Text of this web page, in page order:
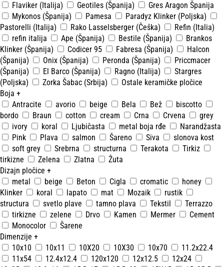
Flaviker (Italija)
Geotiles (Španija)
Gres Aragon Španija
Mykonos (Španija)
Pamesa
Paradyz Klinker (Poljska)
Pastorelli (Italija)
Rako Lasselsberger (Češka)
Refin (Italia)
refin italija
Ape (Španija) Bestile (Španija)
Brankos
Klinker (Španija)
Codicer 95 Fabresa (Španija)
Halcon
(Španija)
Onix (Španija) Peronda (Španija)
Priccmacer
(Španija)
El Barco (Španija) Ragno (Italija)
Stargres
(Poljska)
Zorka Šabac (Srbija)
Ostale keramičke pločice
Boja +
Antracite
avorio beige Bela Bež
biscotto
bordo
Braun cotton cream Crna Crvena
grey
ivory
koral Ljubičasta metal boja rđe
Narandžasta
Pink
Plava salmon Šareno Siva
slonova kost
soft grey
Srebrna structurna Terakota
Tirkiz
tirkizne
Zelena Zlatna
Žuta
Dizajn pločice +
metal
beige Beton Cigla cromatic
honey
Klinker
koral lapato mat Mozaik
rustik
structura
svetlo plave tamno plava Tekstil
Terrazzo
tirkizne
zelene Drvo Kamen Mermer
Cement
Monocolor
Šarene
Dimenzije +
10x10
10x11 10X20 10X30 10x70
11.2x22.4
11x54
12.4x12.4 120x120 12x12.5
12x24